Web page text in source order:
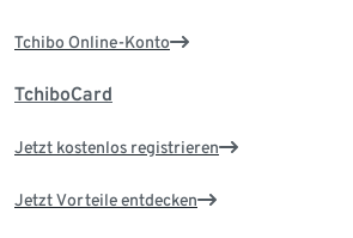
Tchibo Online-Konto
TchiboCard
Jetzt kostenlos registrieren
Jetzt Vorteile entdecken